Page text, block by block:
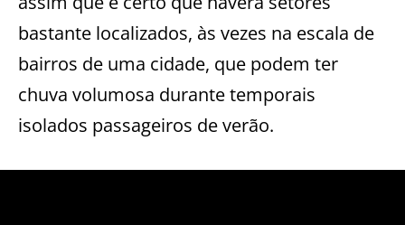
bastante localizados, às vezes na escala de
bairros de uma cidade, que podem ter
chuva volumosa durante temporais
isolados passageiros de verão.